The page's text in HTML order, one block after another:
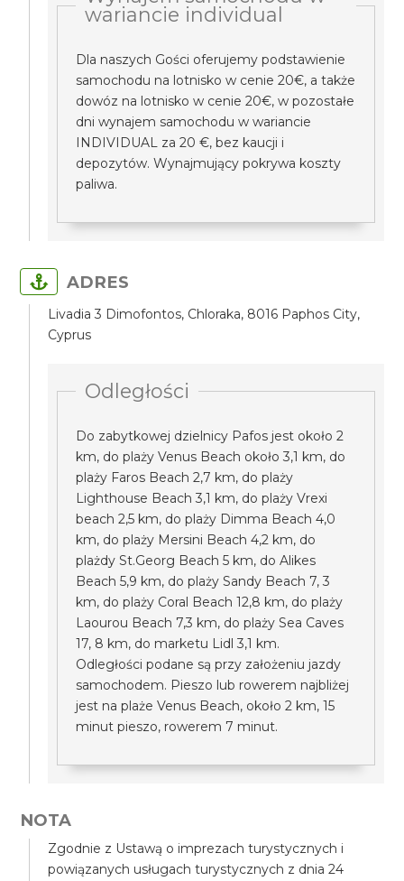
wariancie individual
Dla naszych Gości oferujemy podstawienie
samochodu na lotnisko w cenie 20€, a także
dowóz na lotnisko w cenie 20€, w pozostałe
dni wynajem samochodu w wariancie
INDIVIDUAL za 20 €, bez kaucji i
depozytów. Wynajmujący pokrywa koszty
paliwa.
ADRES
Livadia 3 Dimofontos, Chloraka, 8016 Paphos City,
Cyprus
Odległości
Do zabytkowej dzielnicy Pafos jest około 2
km, do plaży Venus Beach około 3,1 km, do
plaży Faros Beach 2,7 km, do plaży
Lighthouse Beach 3,1 km, do plaży Vrexi
beach 2,5 km, do plaży Dimma Beach 4,0
km, do plaży Mersini Beach 4,2 km, do
plażdy St.Georg Beach 5 km, do Alikes
Beach 5,9 km, do plaży Sandy Beach 7, 3
km, do plaży Coral Beach 12,8 km, do plaży
Laourou Beach 7,3 km, do plaży Sea Caves
17, 8 km, do marketu Lidl 3,1 km.
Odległości podane są przy założeniu jazdy
samochodem. Pieszo lub rowerem najbliżej
jest na plaże Venus Beach, około 2 km, 15
minut pieszo, rowerem 7 minut.
NOTA
Zgodnie z Ustawą o imprezach turystycznych i
powiązanych usługach turystycznych z dnia 24